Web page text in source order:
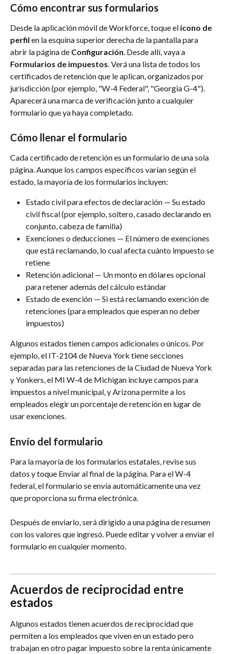
Cómo encontrar sus formularios
Desde la aplicación móvil de Workforce, toque el ícono de
perfil en la esquina superior derecha de la pantalla para
abrir la página de Configuración . Desde allí, vaya a
Formularios de impuestos . Verá una lista de todos los
certificados de retención que le aplican, organizados por
jurisdicción (por ejemplo, "W-4 Federal", "Georgia G-4").
Aparecerá una marca de verificación junto a cualquier
formulario que ya haya completado.
Cómo llenar el formulario
Cada certificado de retención es un formulario de una sola
página. Aunque los campos específicos varían según el
estado, la mayoría de los formularios incluyen:
Estado civil para efectos de declaración — Su estado
civil fiscal (por ejemplo, soltero, casado declarando en
conjunto, cabeza de familia)
Exenciones o deducciones — El número de exenciones
que está reclamando, lo cual afecta cuánto impuesto se
retiene
Retención adicional — Un monto en dólares opcional
para retener además del cálculo estándar
Estado de exención — Si está reclamando exención de
retenciones (para empleados que esperan no deber
impuestos)
Algunos estados tienen campos adicionales o únicos. Por
ejemplo, el IT-2104 de Nueva York tiene secciones
separadas para las retenciones de la Ciudad de Nueva York
y Yonkers, el MI W-4 de Michigan incluye campos para
impuestos a nivel municipal, y Arizona permite a los
empleados elegir un porcentaje de retención en lugar de
usar exenciones.
Envío del formulario
Para la mayoría de los formularios estatales, revise sus
datos y toque Enviar al final de la página. Para el W-4
federal, el formulario se envía automáticamente una vez
que proporciona su firma electrónica.
Después de enviarlo, será dirigido a una página de resumen
con los valores que ingresó. Puede editar y volver a enviar el
formulario en cualquier momento.
Acuerdos de reciprocidad entre
estados
Algunos estados tienen acuerdos de reciprocidad que
permiten a los empleados que viven en un estado pero
trabajan en otro pagar impuesto sobre la renta únicamente